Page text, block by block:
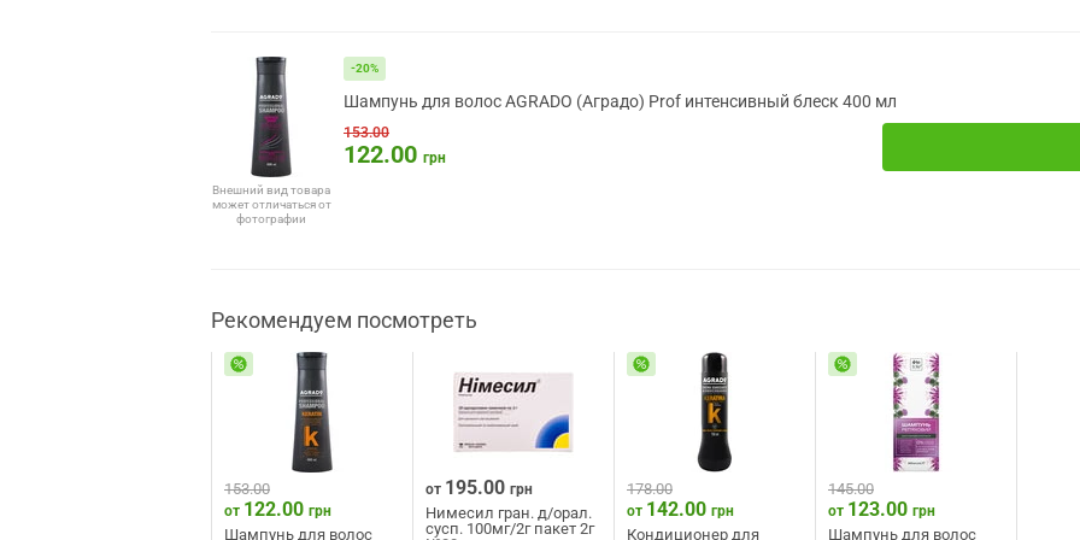
Внешний вид товара
может отличаться от
фотографии
-20%
Шампунь для волос AGRADO (Аградо) Prof интенсивный блеск 400 мл
153.00
122.00 грн
Рекомендуем посмотреть
153.00
от 122.00 грн
Шампунь для волос
от 195.00 грн
Нимесил гран. д/орал.
сусп. 100мг/2г пакет 2г
178.00
от 142.00 грн
Кондиционер для
145.00
от 123.00 грн
Шампунь для волос